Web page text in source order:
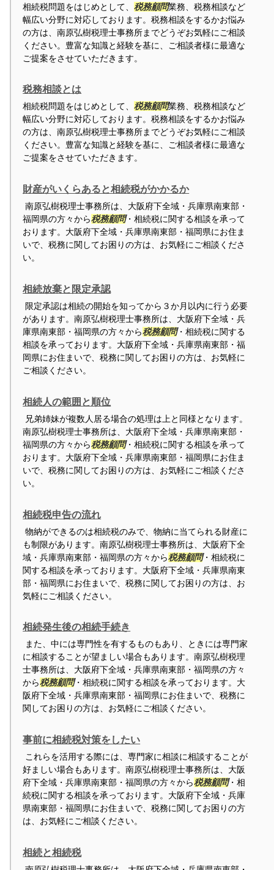
相続税問題をはじめとして、税務顧問業務、税務相談など
幅広い分野に対応しております。税務相談をするかお悩み
の方は、南原弘樹税理士事務所までどうぞお気軽にご相談
ください。豊富な知識と経験を基に、ご相談者様に最適な
ご提案をさせていただきます。
税務相談とは
相続税問題をはじめとして、税務顧問業務、税務相談など
幅広い分野に対応しております。税務相談をするかお悩み
の方は、南原弘樹税理士事務所までどうぞお気軽にご相談
ください。豊富な知識と経験を基に、ご相談者様に最適な
ご提案をさせていただきます。
財産がいくらあると相続税がかかるか
南原弘樹税理士事務所は、大阪府下全域・兵庫県南東部・
福岡県の方々から税務顧問・相続税に関する相談を承って
おります。大阪府下全域・兵庫県南東部・福岡県にお住ま
いで、税務に関してお困りの方は、お気軽にご相談くださ
い。
相続放棄と限定承認
限定承認は相続の開始を知ってから３か月以内に行う必要
があります。南原弘樹税理士事務所は、大阪府下全域・兵
庫県南東部・福岡県の方々から税務顧問・相続税に関する
相談を承っております。大阪府下全域・兵庫県南東部・福
岡県にお住まいで、税務に関してお困りの方は、お気軽に
ご相談ください。
相続人の範囲と順位
兄弟姉妹が複数人居る場合の処理は上と同様となります。
南原弘樹税理士事務所は、大阪府下全域・兵庫県南東部・
福岡県の方々から税務顧問・相続税に関する相談を承って
おります。大阪府下全域・兵庫県南東部・福岡県にお住ま
いで、税務に関してお困りの方は、お気軽にご相談くださ
い。
相続税申告の流れ
物納ができるのは相続税のみで、物納に当てられる財産に
も制限があります。南原弘樹税理士事務所は、大阪府下全
域・兵庫県南東部・福岡県の方々から税務顧問・相続税に
関する相談を承っております。大阪府下全域・兵庫県南東
部・福岡県にお住まいで、税務に関してお困りの方は、お
気軽にご相談ください。
相続発生後の相続手続き
また、中には専門性を有するものもあり、ときには専門家
に相談することが望ましい場合もあります。南原弘樹税理
士事務所は、大阪府下全域・兵庫県南東部・福岡県の方々
から税務顧問・相続税に関する相談を承っております。大
阪府下全域・兵庫県南東部・福岡県にお住まいで、税務に
関してお困りの方は、お気軽にご相談ください。
事前に相続税対策をしたい
これらを活用する際には、専門家に相談に相談することが
好ましい場合もあります。南原弘樹税理士事務所は、大阪
府下全域・兵庫県南東部・福岡県の方々から税務顧問・相
続税に関する相談を承っております。大阪府下全域・兵庫
県南東部・福岡県にお住まいで、税務に関してお困りの方
は、お気軽にご相談ください。
相続と相続税